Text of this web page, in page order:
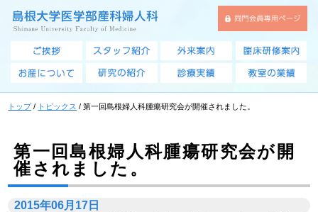
トップ/ トピックス /第一回島根婦人科腫瘍研究会が開催されました。
第一回島根婦人科腫瘍研究会が開
催されました。
2015年06月17日